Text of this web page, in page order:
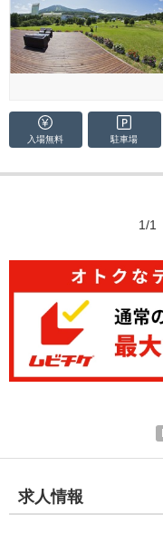
入場無料 駐車場
1/1
求人情報